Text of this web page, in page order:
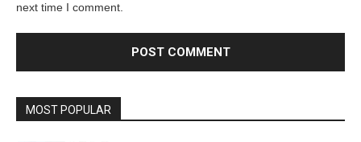
next time I comment.
MOST POPULAR